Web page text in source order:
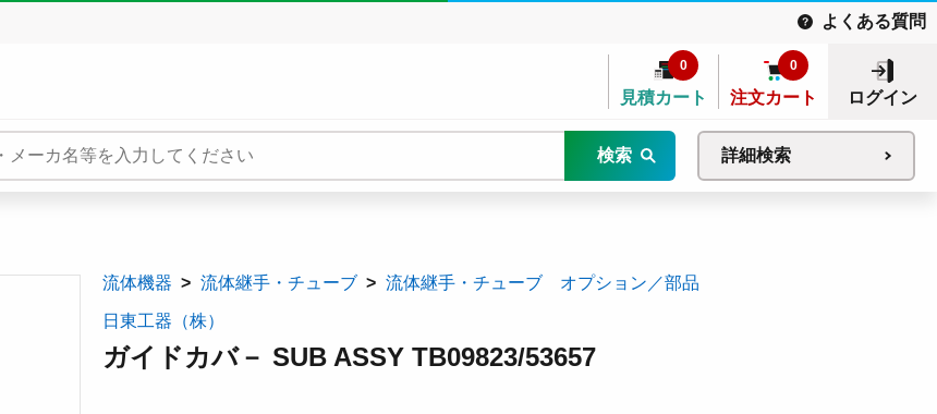
よくある質問
見積カート
0
注文カート
0
ログイン
検索 詳細検索
流体機器 流体継手・チューブ 流体継手・チューブ オプション／部品
日東工器（株）
ガイドカバ－ SUB ASSY TB09823/53657